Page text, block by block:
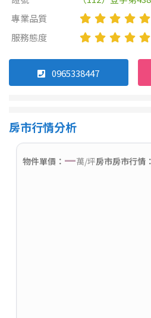
專業品質
服務態度
0965338447
房市行情分析
物件單價： —萬/坪房市房市行情：